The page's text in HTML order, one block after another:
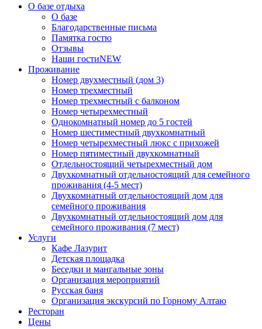
О базе отдыха
О базе
Благодарственные письма
Памятка гостю
Отзывы
Наши гостиNEW
Проживание
Номер двухместный (дом 3)
Номер трехместный
Номер трехместный с балконом
Номер четырехместный
Однокомнатный номер до 5 гостей
Номер шестиместный двухкомнатный
Номер четырехместный люкс с прихожей
Номер пятиместный двухкомнатный
Отдельностоящий четырехместный дом
Двухкомнатный отдельностоящий для семейного
проживания (4-5 мест)
Двухкомнатный отдельностоящий дом для
семейного проживания
Двухкомнатный отдельностоящий дом для
семейного проживания (7 мест)
Услуги
Кафе Лазурит
Детская площадка
Беседки и мангальные зоны
Организация мероприятий
Русская баня
Организация экскурсий по Горному Алтаю
Ресторан
Цены